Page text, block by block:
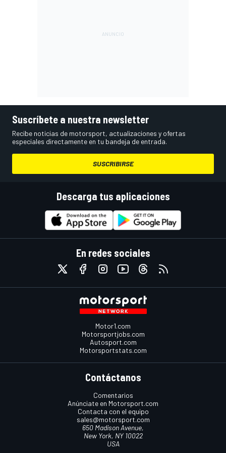
Suscríbete a nuestra newsletter
Recibe noticias de motorsport, actualizaciones y ofertas
especiales directamente en tu bandeja de entrada.
SUSCRIBIRSE
Descarga tus aplicaciones
En redes sociales
Motor1.com
Motorsportjobs.com
Autosport.com
Motorsportstats.com
Contáctanos
Comentarios
Anúnciate en Motorsport.com
Contacta con el equipo
sales@motorsport.com
650 Madison Avenue,
New York, NY 10022
USA